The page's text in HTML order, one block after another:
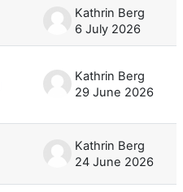
Kathrin Berg
6 July 2026
Kathrin Berg
29 June 2026
Kathrin Berg
24 June 2026